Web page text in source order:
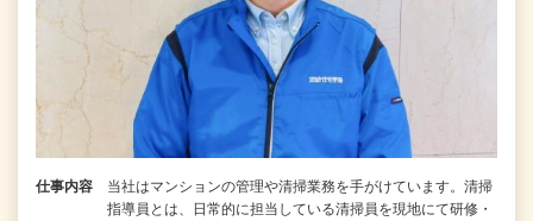
仕事内容
当社はマンションの管理や清掃業務を手がけています。清掃
指導員とは、日常的に担当している清掃員を現地にて研修・